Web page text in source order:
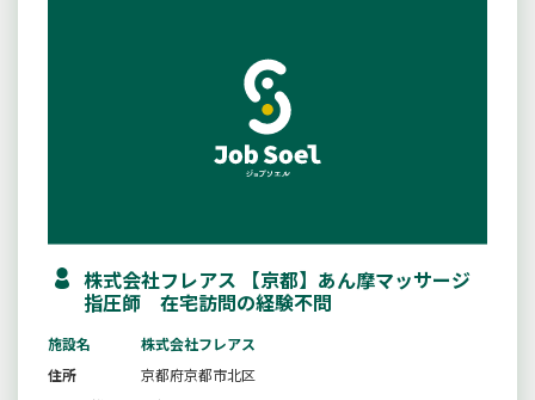
株式会社フレアス 【京都】あん摩マッサージ
指圧師 在宅訪問の経験不問
施設名
株式会社フレアス
住所
京都府京都市北区